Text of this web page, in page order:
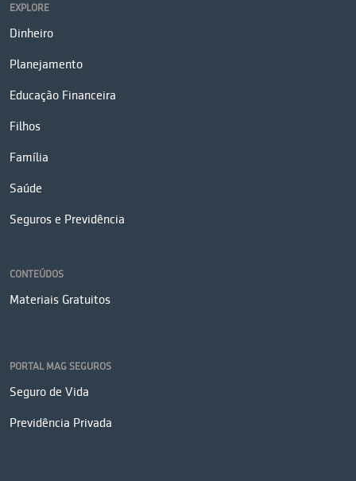
EXPLORE
Dinheiro
Planejamento
Educação Financeira
Filhos
Família
Saúde
Seguros e Previdência
CONTEÚDOS
Materiais Gratuitos
PORTAL MAG SEGUROS
Seguro de Vida
Previdência Privada